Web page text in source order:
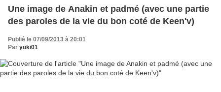
Une image de Anakin et padmé (avec une partie
des paroles de la vie du bon coté de Keen'v)
Publié le 07/09/2013 à 20:01
Par yuki01